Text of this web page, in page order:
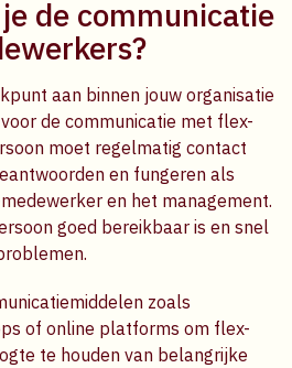
de communicatie
aan binnen jouw organisatie
de communicatie met flex-
moet regelmatig contact
en fungeren als
en het management.
goed bereikbaar is en snel
zoals
of online platforms om flex-
te houden van belangrijke